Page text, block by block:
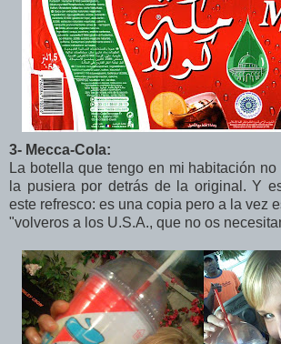
3- Mecca-Cola:
La botella que tengo en mi habitación
la pusiera por detrás de la original. Y
este refresco: es una copia pero a la vez
"volveros a los U.S.A., que no os